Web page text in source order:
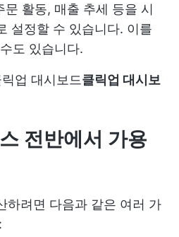
문 활동, 매출 추세 등을 시
설정할 수 있습니다. 이를
도 있습니다.
업 대시보드클릭업 대시보
전반에서 가용
하려면 다음과 같은 여러 가